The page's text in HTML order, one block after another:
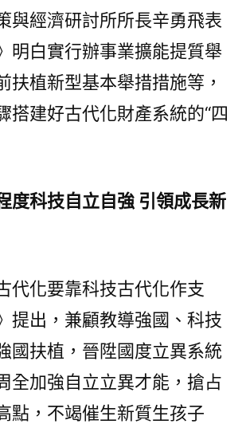
與經濟研討所所長辛勇飛表
明白實行辦事業擴能提質舉
扶植新型基本舉措措施等，
搭建好古代化財產系統的“四
度科技自立自強 引領成長新
化要靠科技古代化作支
提出，兼顧教導強國、科技
國扶植，晉陞國度立異系統
全加強自立立異才能，搶占
點，不竭催生新質生孩子